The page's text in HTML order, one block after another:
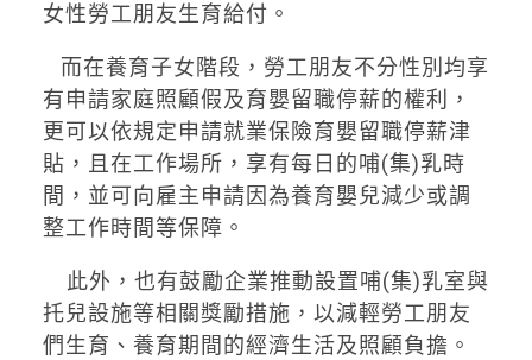
女性勞工朋友生育給付。
而在養育子女階段，勞工朋友不分性別均享
有申請家庭照顧假及育嬰留職停薪的權利，
更可以依規定申請就業保險育嬰留職停薪津
貼，且在工作場所，享有每日的哺(集)乳時
間，並可向雇主申請因為養育嬰兒減少或調
整工作時間等保障。
此外，也有鼓勵企業推動設置哺(集)乳室與
托兒設施等相關獎勵措施，以減輕勞工朋友
們生育、養育期間的經濟生活及照顧負擔。